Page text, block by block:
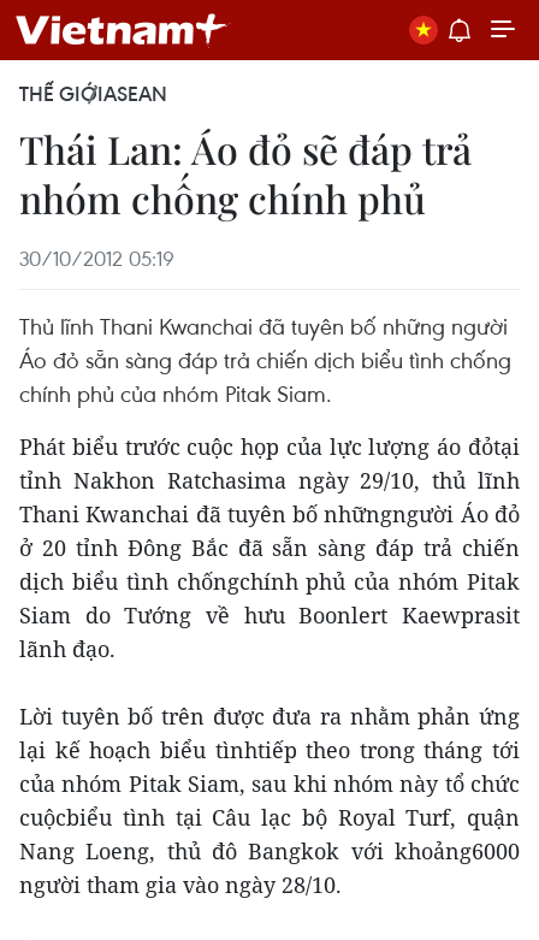
THẾ GIỚIASEAN
Thái Lan: Áo đỏ sẽ đáp trả
nhóm chống chính phủ
30/10/2012 05:19
Thủ lĩnh Thani Kwanchai đã tuyên bố những người
Áo đỏ sẵn sàng đáp trả chiến dịch biểu tình chống
chính phủ của nhóm Pitak Siam.
Phát biểu trước cuộc họp của lực lượng áo đỏtại
tỉnh Nakhon Ratchasima ngày 29/10, thủ lĩnh
Thani Kwanchai đã tuyên bố nhữngngười Áo đỏ
ở 20 tỉnh Đông Bắc đã sẵn sàng đáp trả chiến
dịch biểu tình chốngchính phủ của nhóm Pitak
Siam do Tướng về hưu Boonlert Kaewprasit
lãnh đạo.
Lời tuyên bố trên được đưa ra nhằm phản ứng
lại kế hoạch biểu tìnhtiếp theo trong tháng tới
của nhóm Pitak Siam, sau khi nhóm này tổ chức
cuộcbiểu tình tại Câu lạc bộ Royal Turf, quận
Nang Loeng, thủ đô Bangkok với khoảng6000
người tham gia vào ngày 28/10.